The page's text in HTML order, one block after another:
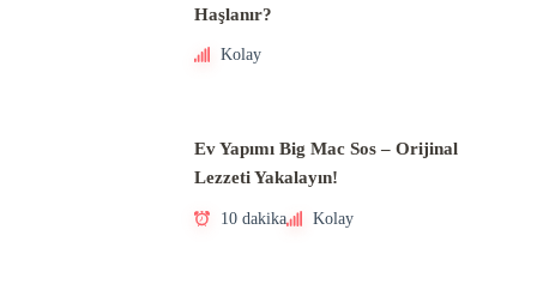
Haşlanır?
Kolay
Ev Yapımı Big Mac Sos – Orijinal
Lezzeti Yakalayın!
10 dakika Kolay